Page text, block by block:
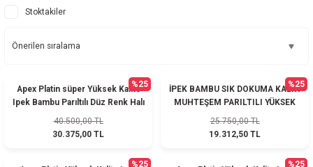
Stoktakiler
%25
Apex Platin süper Yüksek Kalite
Ipek Bambu Parıltılı Düz Renk Halı
Premium Salon Halısı
40.500,00 TL
30.375,00 TL
%25
İPEK BAMBU SIK DOKUMA KALIN
MUHTEŞEM PARILTILI YÜKSEK
KALİTE DOKUMA PREMİUM
SALON HALISI
25.750,00 TL
19.312,50 TL
%25 %25